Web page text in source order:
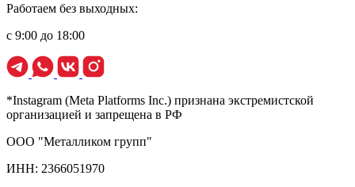
Работаем без выходных:
с 9:00 до 18:00
*Instagram (Meta Platforms Inc.) признана экстремистской
организацией и запрещена в РФ
ООО "Металликом групп"
ИНН: 2366051970